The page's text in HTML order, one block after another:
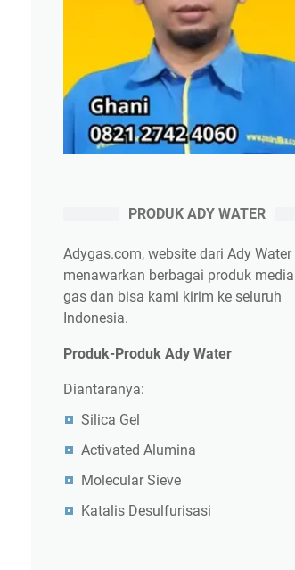
PRODUK ADY WATER
Adygas.com, website dari Ady Water
menawarkan berbagai produk
gas dan bisa kami kirim ke seluruh
Indonesia.
Produk-Produk Ady Water
Diantaranya:
Silica Gel
Activated Alumina
Molecular Sieve
Katalis Desulfurisasi